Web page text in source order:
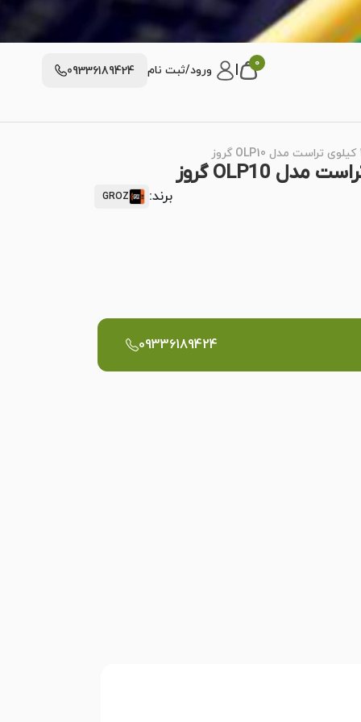
0 ورود/ثبت نام 09336189424
برند: GROZ
09336189424